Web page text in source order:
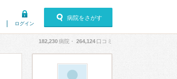
ログイン
病院をさがす
182,230病院・ 264,124 口コミ